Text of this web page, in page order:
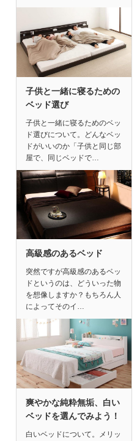
子供と一緒に寝るための
ベッド選び
子供と一緒に寝るためのベッ
ド選びについて。どんなベッ
ドがいいのか「子供と同じ部
屋で、同じベッドで…
高級感のあるベッド
突然ですが高級感のあるベッ
ドというのは、どういった物
を想像しますか？もちろん人
によってそのイ…
爽やかな純粋無垢、白い
ベッドを選んでみよう！
白いベッドについて。メリッ